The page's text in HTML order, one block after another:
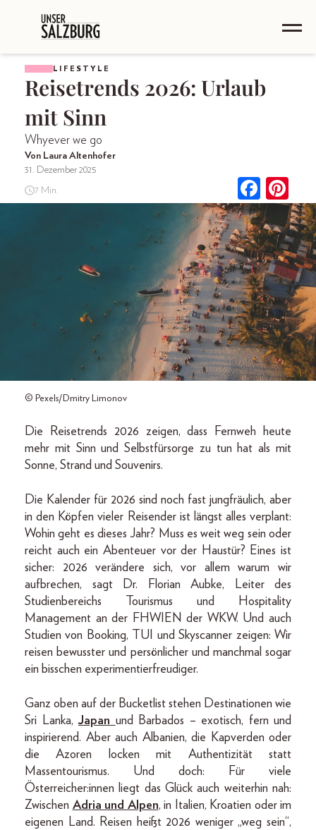
LIFESTYLE
Reisetrends 2026: Urlaub
mit Sinn
Whyever we go
Von Laura Altenhofer
31. Dezember 2025
7 Min.
© Pexels/Dmitry Limonov
Die Reisetrends 2026 zeigen, dass Fernweh heute
mehr mit Sinn und Selbstfürsorge zu tun hat als mit
Sonne, Strand und Souvenirs.
Die Kalender für 2026 sind noch fast jungfräulich, aber
in den Köpfen vieler Reisender ist längst alles verplant:
Wohin geht es dieses Jahr? Muss es weit weg sein oder
reicht auch ein Abenteuer vor der Haustür? Eines ist
sicher: 2026 verändere sich, vor allem warum wir
aufbrechen, sagt Dr. Florian Aubke, Leiter des
Studienbereichs Tourismus und Hospitality
Management an der FHWIEN der WKW. Und auch
Studien von Booking, TUI und Skyscanner zeigen: Wir
reisen bewusster und persönlicher und manchmal sogar
ein bisschen experimentierfreudiger.
Ganz oben auf der Bucketlist stehen Destinationen wie
Sri Lanka, Japan und Barbados – exotisch, fern und
inspirierend. Aber auch Albanien, die Kapverden oder
die Azoren locken mit Authentizität statt
Massentourismus. Und doch: Für viele
Österreicher:innen liegt das Glück auch weiterhin nah:
Zwischen Adria und Alpen, in Italien, Kroatien oder im
eigenen Land. Reisen heißt 2026 weniger „weg sein“,